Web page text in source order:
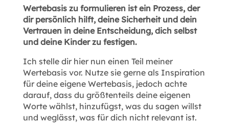
Wertebasis zu formulieren ist ein Prozess, der
dir persönlich hilft, deine Sicherheit und dein
Vertrauen in deine Entscheidung, dich selbst
und deine Kinder zu festigen.
Ich stelle dir hier nun einen Teil meiner
Wertebasis vor. Nutze sie gerne als Inspiration
für deine eigene Wertebasis, jedoch achte
darauf, dass du größtenteils deine eigenen
Worte wählst, hinzufügst, was du sagen willst
und weglässt, was für dich nicht relevant ist.